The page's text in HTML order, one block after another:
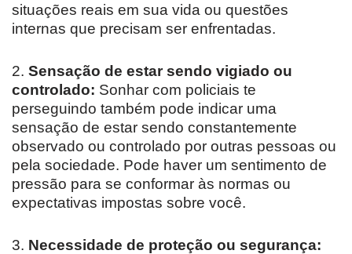
situações reais em sua vida ou questões
internas que precisam ser enfrentadas.
2. Sensação de estar sendo vigiado ou
controlado: Sonhar com policiais te
perseguindo também pode indicar uma
sensação de estar sendo constantemente
observado ou controlado por outras pessoas ou
pela sociedade. Pode haver um sentimento de
pressão para se conformar às normas ou
expectativas impostas sobre você.
3. Necessidade de proteção ou segurança: